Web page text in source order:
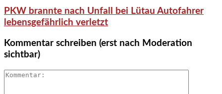
PKW brannte nach Unfall bei Lütau Autofahrer
lebensgefährlich verletzt
Kommentar schreiben (erst nach Moderation
sichtbar)